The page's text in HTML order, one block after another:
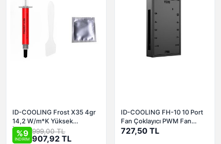
ID-COOLING Frost X35 4gr
14,2 W/m*K Yüksek
İletkenliğe Sahip Termal
Macun
%9
İNDİRİM
999,00 TL
907,92 TL
ID-COOLING FH-10 10 Port
Fan Çoklayıcı PWM Fan
Kontrolcü
727,50 TL